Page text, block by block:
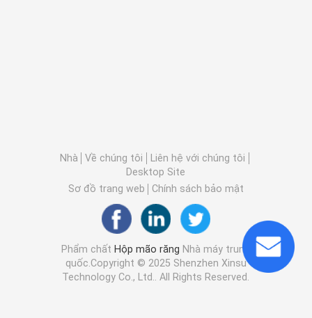
Nhà Về chúng tôi
Liên hệ với chúng tôi
Desktop Site
Sơ đồ trang web
Chính sách bảo mật
Phẩm chất Hộp mão răng Nhà máy trung
quốc.Copyright © 2025 Shenzhen Xinsu
Technology Co., Ltd.. All Rights Reserved.